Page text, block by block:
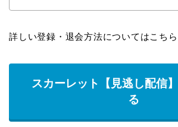
詳しい登録・退会方法についてはこちら
スカーレット【見逃し配信
る